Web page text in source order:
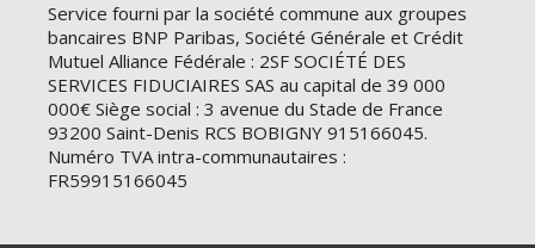
Service fourni par la société commune aux groupes
bancaires BNP Paribas, Société Générale et Crédit
Mutuel Alliance Fédérale : 2SF SOCIÉTÉ DES
SERVICES FIDUCIAIRES SAS au capital de 39 000
000€ Siège social : 3 avenue du Stade de France
93200 Saint-Denis RCS BOBIGNY 915166045.
Numéro TVA intra-communautaires :
FR59915166045